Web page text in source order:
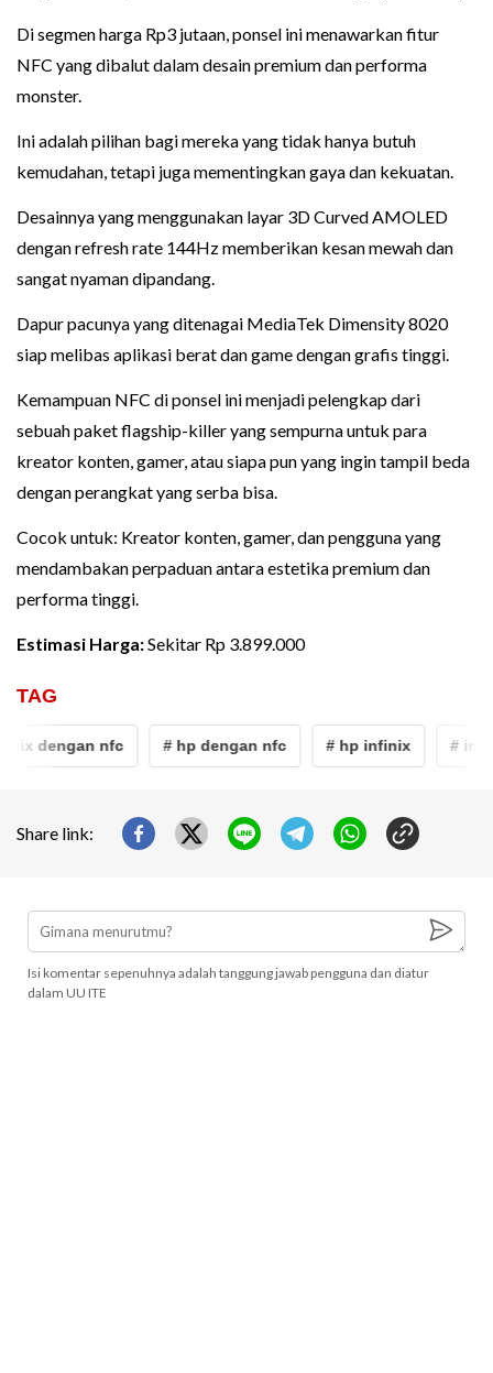
Di segmen harga Rp3 jutaan, ponsel ini menawarkan fitur
NFC yang dibalut dalam desain premium dan performa
monster.
Ini adalah pilihan bagi mereka yang tidak hanya butuh
kemudahan, tetapi juga mementingkan gaya dan kekuatan.
Desainnya yang menggunakan layar 3D Curved AMOLED
dengan refresh rate 144Hz memberikan kesan mewah dan
sangat nyaman dipandang.
Dapur pacunya yang ditenagai MediaTek Dimensity 8020
siap melibas aplikasi berat dan game dengan grafis tinggi.
Kemampuan NFC di ponsel ini menjadi pelengkap dari
sebuah paket flagship-killer yang sempurna untuk para
kreator konten, gamer, atau siapa pun yang ingin tampil beda
dengan perangkat yang serba bisa.
Cocok untuk: Kreator konten, gamer, dan pengguna yang
mendambakan perpaduan antara estetika premium dan
performa tinggi.
Estimasi Harga:Sekitar Rp 3.899.000
TAG
dengan nfc # hp dengan nfc # hp infinix #
Share link:
Isi komentar sepenuhnya adalah tanggung jawab pengguna dan diatur
dalam UU ITE